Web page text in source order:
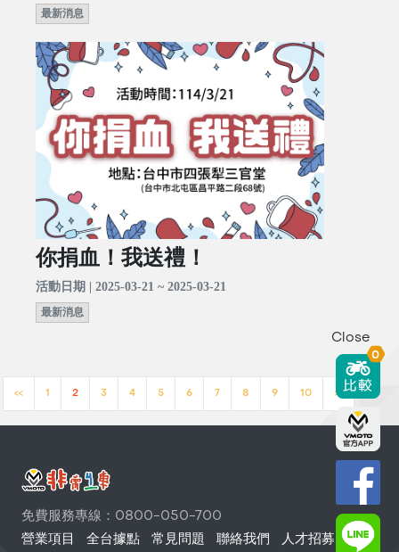
最新消息
你捐血！我送禮！
活動日期 | 2025-03-21 ~ 2025-03-21
最新消息
<< 1 2 3 4 5 6 7 8 9 10 >>
免費服務專線：0800-050-700
營業項目
全台據點 常見問題 聯絡我們 人才招募
Close
0